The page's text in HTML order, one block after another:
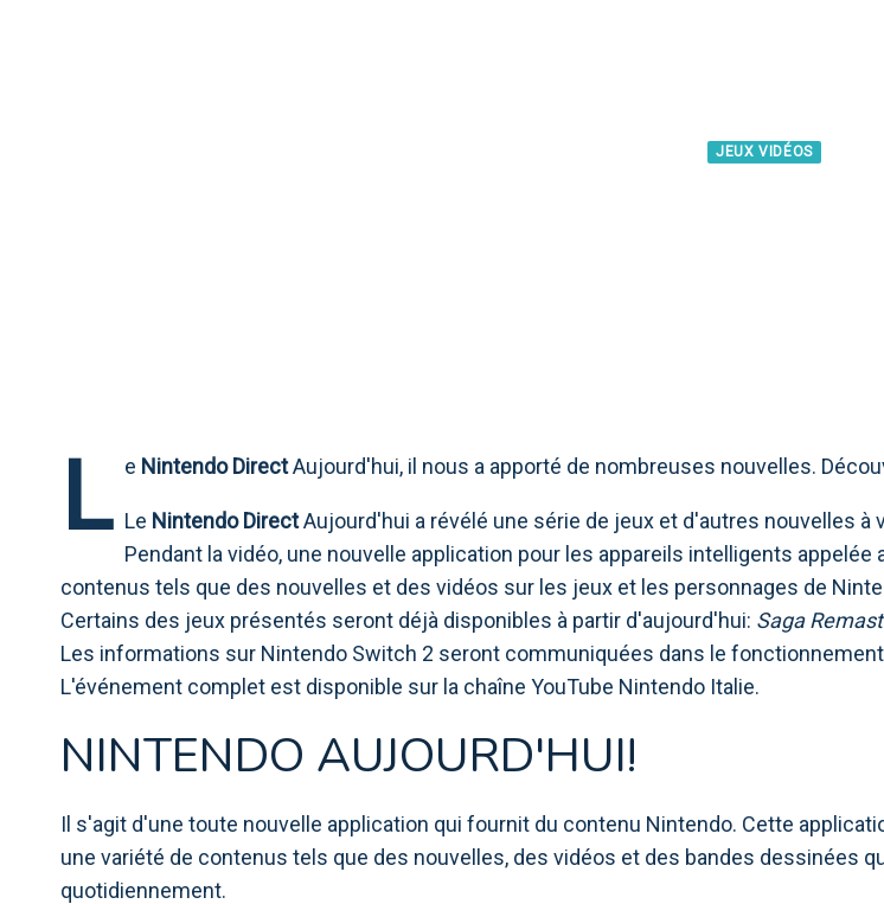
JEUX VIDÉOS
L e Nintendo DirectAujourd'hui, il nous a apporté de nombreuses nouvelles.
Le Nintendo DirectAujourd'hui a révélé une série de jeux et d'autres nouvelles à
Pendant la vidéo, une nouvelle application pour les appareils intelligents appelée
contenus tels que des nouvelles et des vidéos sur les jeux et les personnages de
Certains des jeux présentés seront déjà disponibles à partir d'aujourd'hui: Saga
Les informations sur Nintendo Switch 2 seront communiquées dans le
L'événement complet est disponible sur la chaîne YouTube Nintendo Italie.
NINTENDO AUJOURD'HUI!
Il s'agit d'une toute nouvelle application qui fournit du contenu Nintendo. Cette
une variété de contenus tels que des nouvelles, des vidéos et des bandes dessinées
quotidiennement.